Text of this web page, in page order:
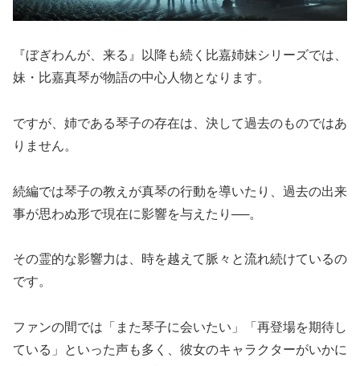
『ぼぎわんが、来る』以降も続く比嘉姉妹シリーズでは、
妹・比嘉真琴が物語の中心人物となります。
ですが、姉である琴子の存在は、決して過去のものではあ
りません。
続編では琴子の教えが真琴の行動を導いたり、過去の出来
事が思わぬ形で現在に影響を与えたり──。
その霊的な影響力は、時を越えて脈々と流れ続けているの
です。
ファンの間では「また琴子に会いたい」「再登場を期待し
ている」といった声も多く、彼女のキャラクターがいかに